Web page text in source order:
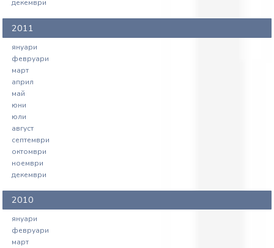
декември
2011
януари
февруари
март
април
май
юни
юли
август
септември
октомври
ноември
декември
2010
януари
февруари
март